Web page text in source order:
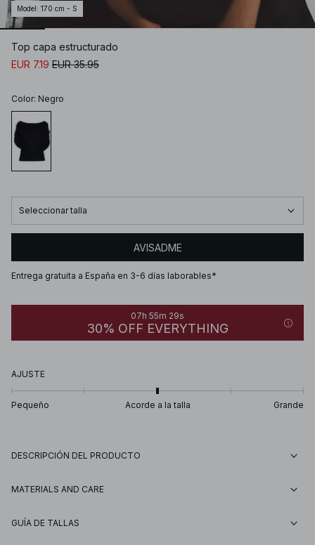
Model : 170 cm - S
Top capa estructurado
EUR 7.19 EUR 35.95
Color: Negro
Seleccionar talla
AVISADME
Entrega gratuita a España en 3-6 días laborables*
07h 55m 29s
30% OFF EVERYTHING
AJUSTE
Pequeño Acorde a la talla Grande
DESCRIPCIÓN DEL PRODUCTO
MATERIALS AND CARE
GUÍA DE TALLAS